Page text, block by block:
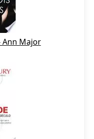
Ann Major